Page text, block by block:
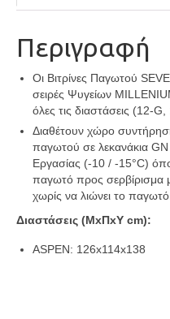
Περιγραφή
Οι Βιτρίνες Παγωτού
σειρές Ψυγείων
όλες τις διαστάσεις (12-
Διαθέτουν χώρο
παγωτού σε λεκανάκια
Εργασίας (-10 / -15°C)
παγωτό προς σερβίρισμα
χωρίς να λιώνει το παγωτό.
Διαστάσεις (ΜxΠxΥ cm):
ASPEN: 126x114x138